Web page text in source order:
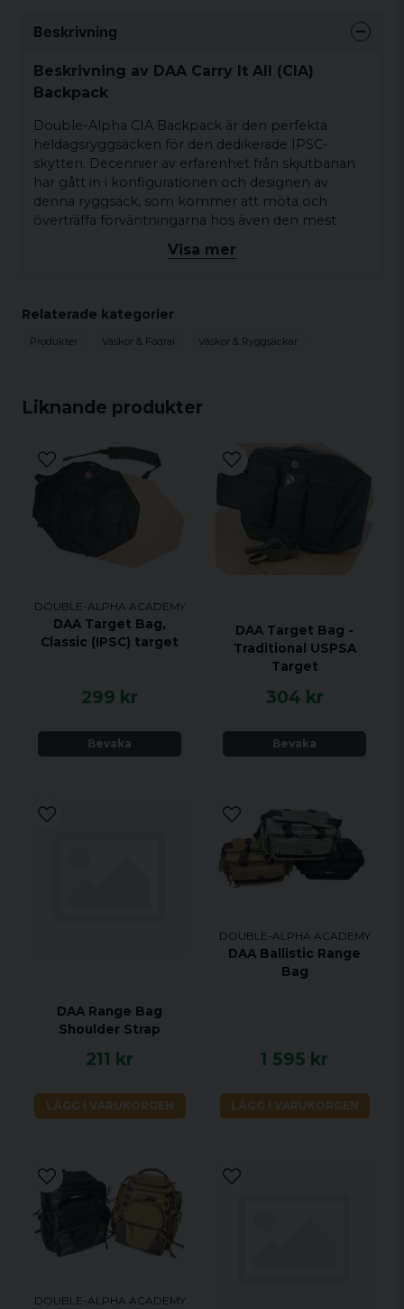
Liknande produkter
DOUBLE-ALPHA ACADEMY
DAA Target Bag,
Classic (IPSC) target
299 kr
Bevaka
DAA Target Bag -
Traditional USPSA
Target
304 kr
Bevaka
DAA Range Bag
Shoulder Strap
211 kr
LÄGG I VARUKORGEN
DOUBLE-ALPHA ACADEMY
DAA Ballistic Range
Bag
1 595 kr
LÄGG I VARUKORGEN
DOUBLE-ALPHA ACADEMY
Beskrivning
Beskrivning av DAA Carry It All (CIA)
Backpack
Double-Alpha CIA Backpack är den perfekta
heldagsryggsäcken för den dedikerade IPSC-
skytten. Decennier av erfarenhet från skjutbanan
har gått in i konfigurationen och designen av
denna ryggsäck, som kommer att möta och
överträffa förväntningarna hos även den mest
Mått: 42 B x 27 D x 56 H cm
Visa mer
Relaterade kategorier
Produkter Väskor & Fodral Väskor & Ryggsäckar